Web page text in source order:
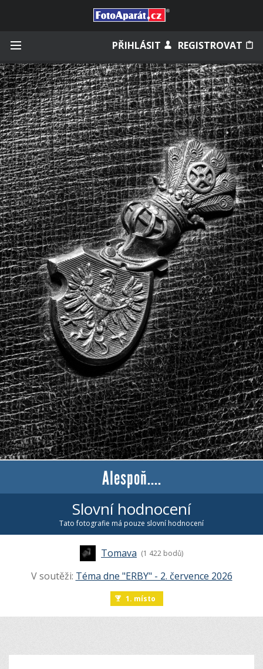
PŘIHLÁSIT REGISTROVAT
Zapamatovat
Zapomněli jste heslo?
Měli jste účet na starém webu?
Alespoň....
Slovní hodnocení
Tato fotografie má pouze slovní hodnocení
Tomava (1 422 bodů)
V soutěži: Téma dne "ERBY" - 2. července 2026
1. místo